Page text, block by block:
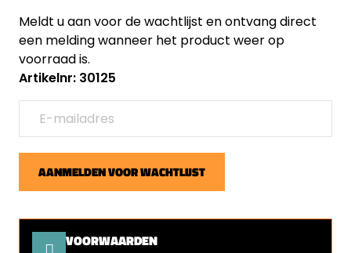
Meldt u aan voor de wachtlijst en ontvang direct
een melding wanneer het product weer op
voorraad is.
Artikelnr: 30125
AANMELDEN VOOR WACHTLIJST
VOORWAARDEN